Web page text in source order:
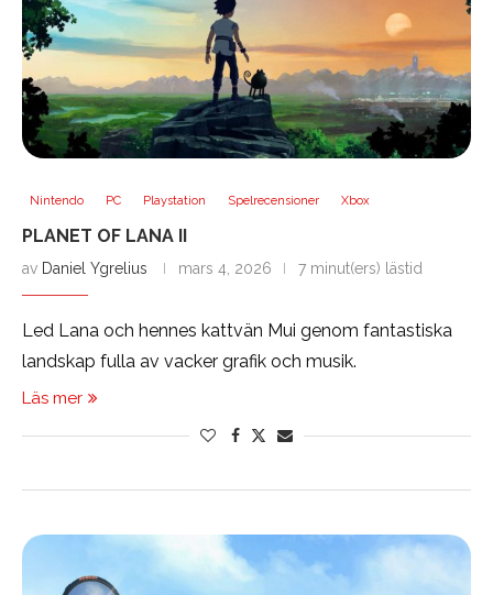
Nintendo PC Playstation Spelrecensioner Xbox
PLANET OF LANA II
av Daniel Ygrelius mars 4, 2026 7 minut(ers) lästid
Led Lana och hennes kattvän Mui genom fantastiska
landskap fulla av vacker grafik och musik.
Läs mer